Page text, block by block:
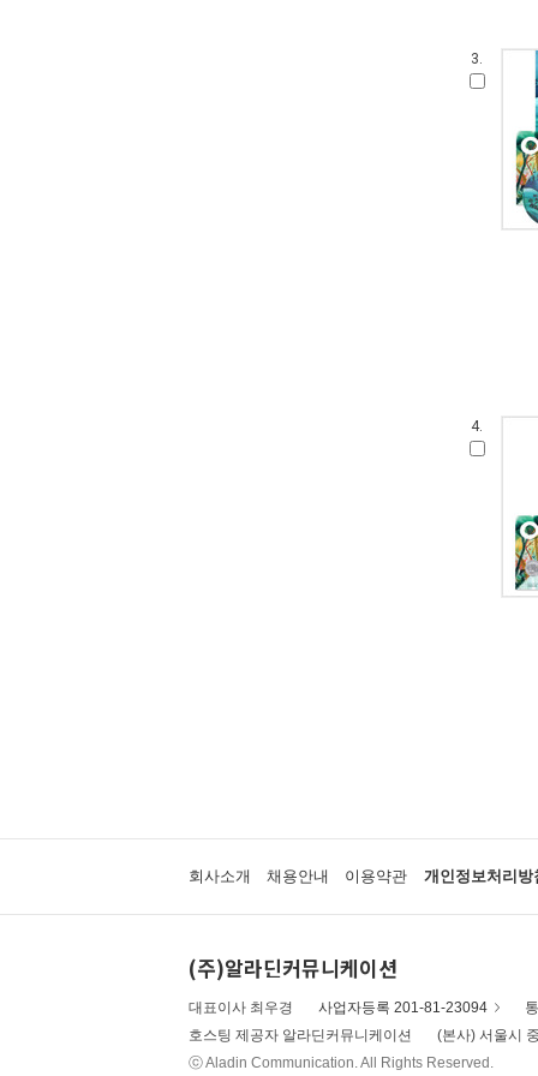
3.
4.
회사소개 채용안내 이용약관 개인정보처리방
(주)알라딘커뮤니케이션
대표이사 최우경 사업자등록 201-81-23094
호스팅 제공자 알라딘커뮤니케이션
(본사) 서울시
ⓒ Aladin Communication. All Rights Reserved.